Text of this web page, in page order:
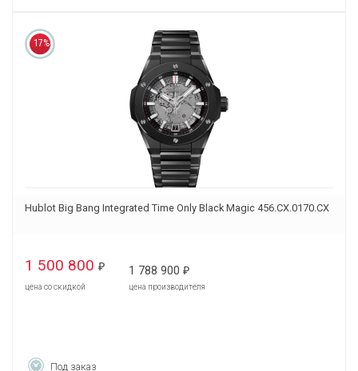
17%
Hublot Big Bang Integrated Time Only Black Magic 456.CX.0170.CX
1 500 800 ₽
цена со скидкой
1 788 900 ₽
цена производителя
Под заказ